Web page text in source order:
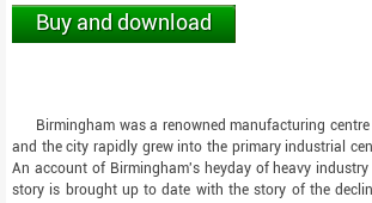
Buy and download
Birmingham was a renowned manufacturing
and the city rapidly grew into the primary industrial
An account of Birmingham's heyday of heavy
story is brought up to date with the story of the